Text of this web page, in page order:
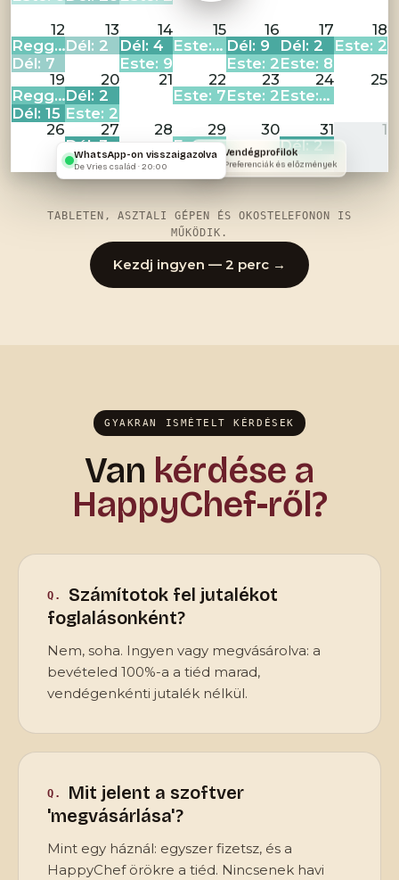
12
Reggel: 4
Dél: 7
13
Dél: 2
14
Dél: 4
Este: 9
15
Este: 10
16
Dél: 9
Este: 2
17
Dél: 2
Este: 8
18
Este: 2
19
Reggel: 15
Dél: 15
20
Dél: 2
Este: 2
21
22
Este: 7
23
Este: 2
24
Este: 10
25
26
27
Dél: 3
28
29
Este: 4
30
31
Dél: 2
1
Vendégprofilok
Preferenciák és előzmények
WhatsApp-on visszaigazolva
De Vries család · 20:00
TABLETEN, ASZTALI GÉPEN ÉS OKOSTELEFONON IS
MŰKÖDIK.
Kezdj ingyen — 2 perc →
GYAKRAN ISMÉTELT KÉRDÉSEK
Van kérdése a
HappyChef-ről?
Számítotok fel jutalékot
foglalásonként?
Nem, soha. Ingyen vagy megvásárolva: a
bevételed 100%-a a tiéd marad,
vendégenkénti jutalék nélkül.
Mit jelent a szoftver
'megvásárlása'?
Mint egy háznál: egyszer fizetsz, és a
HappyChef örökre a tiéd. Nincsenek havi